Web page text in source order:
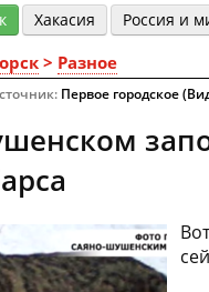
Хакасия Россия и
> Разное
Первое городское